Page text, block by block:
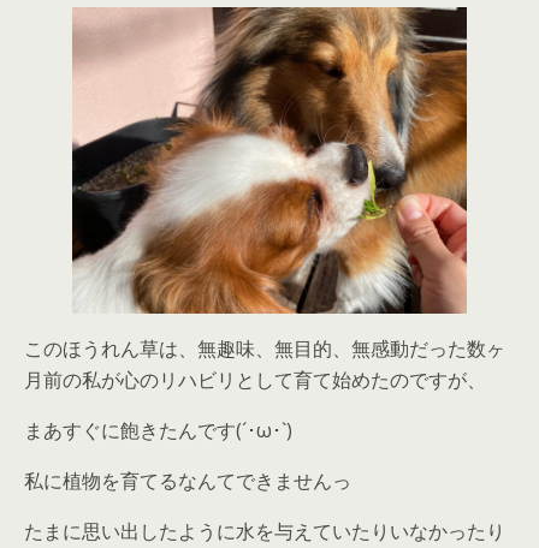
このほうれん草は、無趣味、無目的、無感動だった数ヶ
月前の私が心のリハビリとして育て始めたのですが、
まあすぐに飽きたんです(´･ω･`)
私に植物を育てるなんてできませんっ
たまに思い出したように水を与えていたりいなかったり